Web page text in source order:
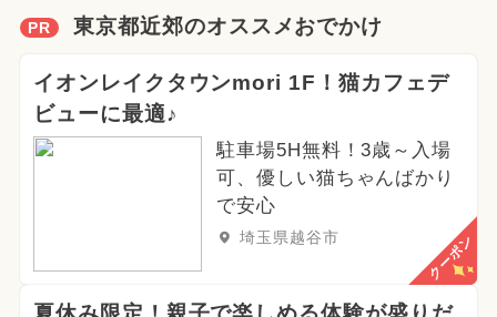
PR 東京都近郊のオススメおでかけ
イオンレイクタウンmori 1F！猫カフェデ
ビューに最適♪
駐車場5H無料！3歳～入場
可、優しい猫ちゃんばかり
で安心
埼玉県越谷市 クーポン